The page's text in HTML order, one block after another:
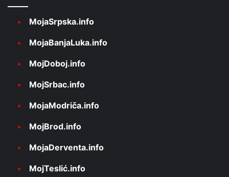
MojaSrpska.info
MojaBanjaLuka.info
MojDoboj.info
MojSrbac.info
MojaModriča.info
MojBrod.info
MojaDerventa.info
MojTeslić.info